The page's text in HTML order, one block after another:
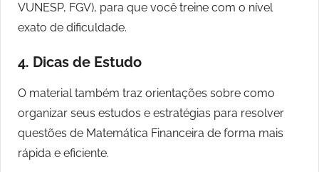
VUNESP, FGV), para que você treine com o nível
exato de dificuldade.
4. Dicas de Estudo
O material também traz orientações sobre como
organizar seus estudos e estratégias para resolver
questões de Matemática Financeira de forma mais
rápida e eficiente.